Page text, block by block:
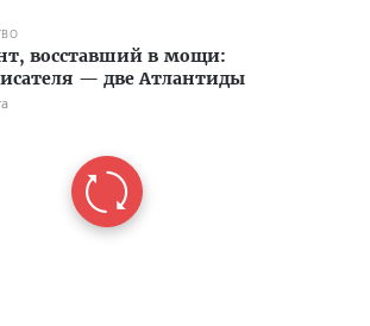
восставший в мощи:
— две Атлантиды